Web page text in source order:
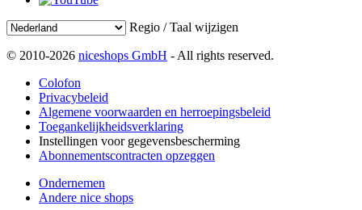
Regio / Taal wijzigen
© 2010-2026 niceshops GmbH - All rights reserved.
Colofon
Privacybeleid
Algemene voorwaarden en herroepingsbeleid
Toegankelijkheidsverklaring
Instellingen voor gegevensbescherming
Abonnementscontracten opzeggen
Ondernemen
Andere nice shops